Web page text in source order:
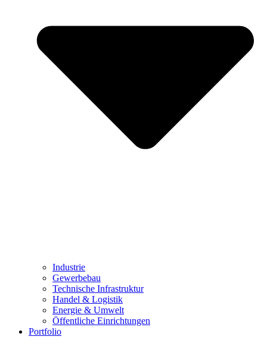
Industrie
Gewerbebau
Technische Infrastruktur
Handel & Logistik
Energie & Umwelt
Öffentliche Einrichtungen
Portfolio